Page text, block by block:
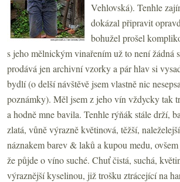
Vehlovská). Tenhle
dokázal připravit
bohužel prošel
s jeho mělnickým vinařením už to není žádná
prodává jen archivní vzorky a pár hlav si
bydlí (o delší návštěvě jsem vlastně nic
poznámky). Měl jsem z jeho vín vždycky tak
a hodně mne bavila. Tenhle rýňák stále drží,
zlatá, vůně výrazně květinová, těžší,
náznakem barev & laků a kupou medu,
že půjde o víno suché. Chuť čistá, suchá,
výraznější kyselinou, již trošku ztrácející na